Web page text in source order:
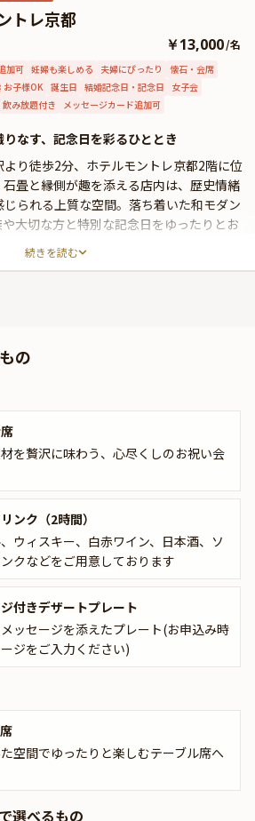
トレ京都
￥13,000/名
加可 妊婦も楽しめる 夫婦にぴったり
懐石・会席
お子様OK 誕生日 結婚記念日・記念日
女子会
飲み放題付き メッセージカード追加可
なす、記念日を彩るひととき
より徒歩2分、ホテルモントレ京都2階に位
畳と縁側が趣を添える店内は、歴史情緒
られる上質な空間。落ち着いた和モダン
大切な方と特別な記念日をゆったりとお
生日や結婚記念日など、心に残るひととき
贅沢に味わうお祝い会席 をご用意。料理
ドリンク をご用意。ビールや日本酒、ソ
種類からお選びいただけます。さらに、メ
レートで、特別な日を華やかに演出。大切
最適です。
ではのホスピタリティとともに、心尽くし
ら、和の趣あふれる空間で特別なアニバー
。
ションで、アニバーサリーにぴったりな
イズ可能なメッセージカードなどをお付け
ッセージカードは着席時に、花束やギフト
約主様にお渡し致しますので、サプライズ
しくは本ページ中段の「お祝いアイテム」
ます。
続きを読む
の
を贅沢に味わう、心尽くしのお祝い会
ンク（2時間）
ウィスキー、白赤ワイン、日本酒、ソ
クなどをご用意しております
付きデザートプレート
ッセージを添えたプレート(お申込み時
ジをご入力ください)
空間でゆったりと楽しむテーブル席へ
選べるもの